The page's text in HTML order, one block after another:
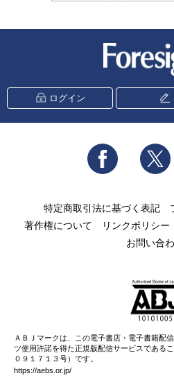
ログイン
Facebook
特定商取引法に基づく表記
著作権について
リンクポリシー
お問い合
ＡＢＪマークは、この電子書店・電子書籍配
ツ使用許諾を得た正規版配信サービスである
０９１７１３号）です。
https://aebs.or.jp/